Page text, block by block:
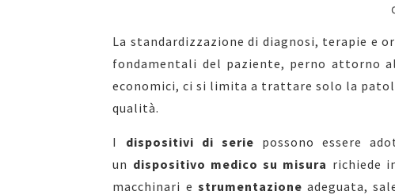
La standardizzazione di diagnosi, terapie e
fondamentali del paziente, perno attorno
economici, ci si limita a trattare solo la
qualità.
I dispositivi di serie possono essere
un dispositivo medico su misura richiede
macchinari e strumentazione adeguata,